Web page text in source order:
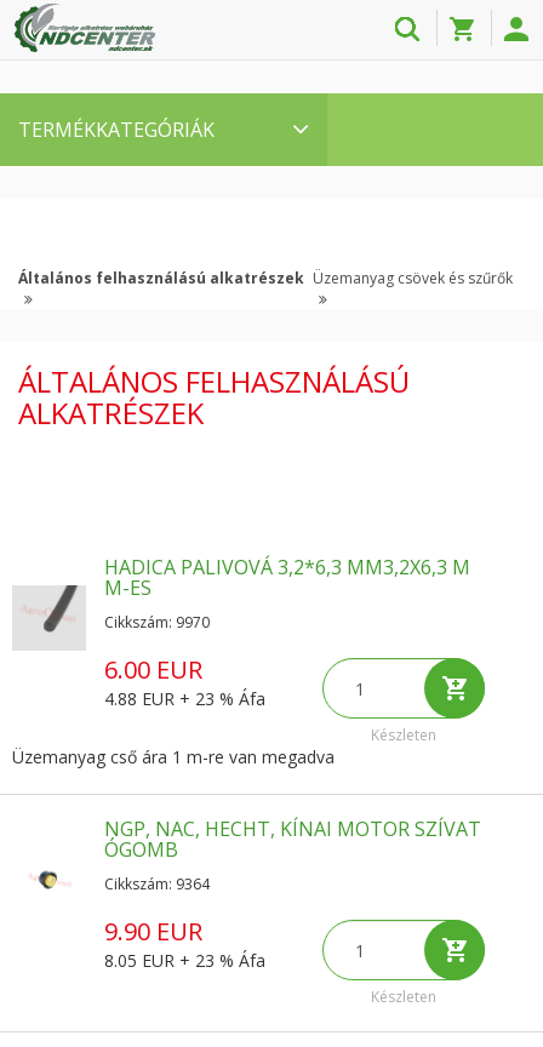
TERMÉKKATEGÓRIÁK
Általános felhasználású alkatrészek Üzemanyag csövek és szűrők
ÁLTALÁNOS FELHASZNÁLÁSÚ
ALKATRÉSZEK
HADICA PALIVOVÁ 3,2*6,3 MM3,2X6,3 M
M-ES
Cikkszám: 9970
6.00 EUR
4.88 EUR + 23 % Áfa
Készleten
Üzemanyag cső ára 1 m-re van megadva
NGP, NAC, HECHT, KÍNAI MOTOR SZÍVAT
ÓGOMB
Cikkszám: 9364
9.90 EUR
8.05 EUR + 23 % Áfa
Készleten